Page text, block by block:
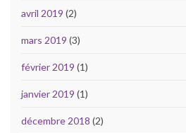
avril 2019 (2)
mars 2019 (3)
février 2019 (1)
janvier 2019 (1)
décembre 2018 (2)